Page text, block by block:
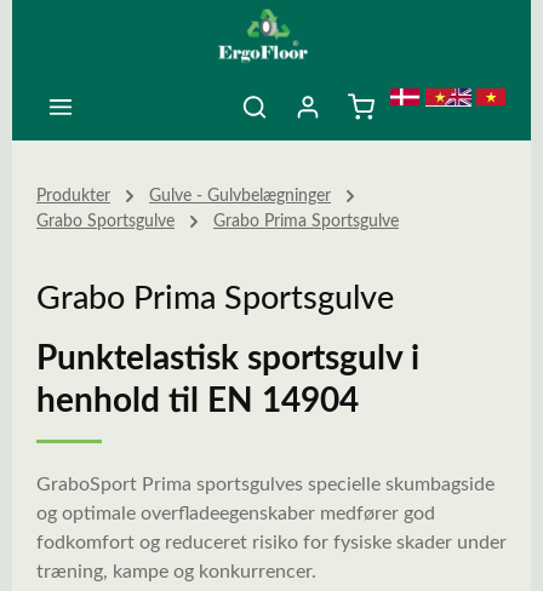
Produkter
Gulve - Gulvbelægninger
Grabo Sportsgulve
Grabo Prima Sportsgulve
Grabo Prima Sportsgulve
Punktelastisk sportsgulv i
henhold til EN 14904
GraboSport Prima sportsgulves specielle skumbagside
og optimale overfladeegenskaber medfører god
fodkomfort og reduceret risiko for fysiske skader under
træning, kampe og konkurrencer.